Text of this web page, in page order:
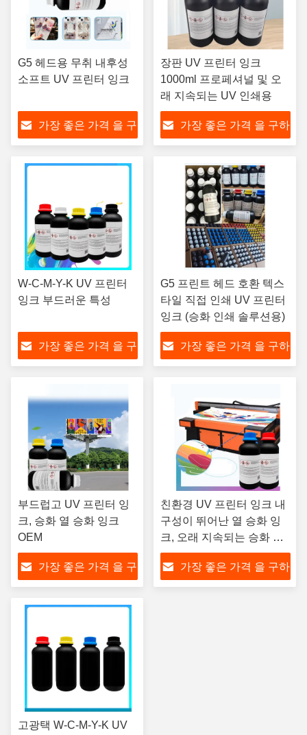
G5 헤드용 무취 내후성
소프트 UV 프린터 잉크
가장 좋은 가격 을 구
장판 UV 프린터 잉크
1000ml 프로페셔널 및 오
래 지속되는 UV 인쇄용
가장 좋은 가격 을 구하
W-C-M-Y-K UV 프린터
잉크 부드러운 특성
가장 좋은 가격 을 구
G5 프린트 헤드 호환 텍스
타일 직접 인쇄 UV 프린터
잉크 (승화 인쇄 솔루션용)
가장 좋은 가격 을 구하
부드럽고 UV 프린터 잉
크, 승화 열 승화 잉크
OEM
가장 좋은 가격 을 구
친환경 UV 프린터 잉크 내
구성이 뛰어난 열 승화 잉
크, 오래 지속되는 승화 인
쇄용
가장 좋은 가격 을 구하
고광택 W-C-M-Y-K UV